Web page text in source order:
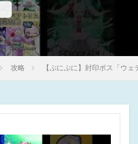
攻略 【ぷにぷに】封印ボス「ウ